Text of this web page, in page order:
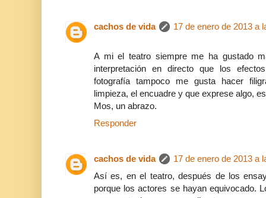
cachos de vida 17 de enero de 2013 a
A mi el teatro siempre me ha gustado
interpretación en directo que los
fotografía tampoco me gusta hacer
limpieza, el encuadre y que exprese algo,
Mos, un abrazo.
Responder
cachos de vida
17 de enero de 2013 a
Así es, en el teatro, después de los
porque los actores se hayan equivocado.